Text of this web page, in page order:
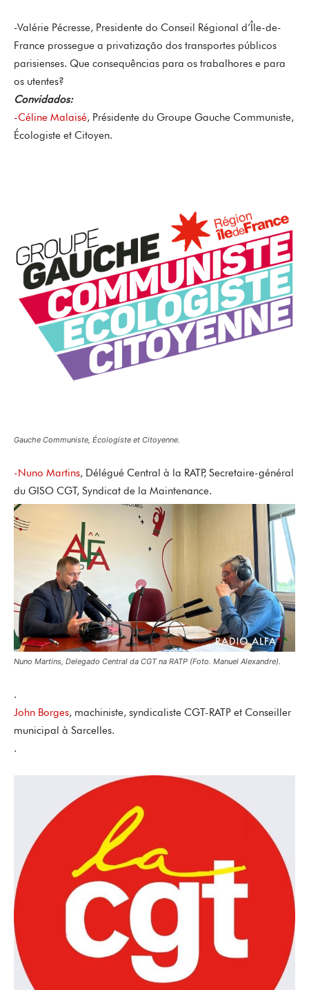
-Valérie Pécresse, Presidente do Conseil Régional d’Île-de-
France prossegue a privatização dos transportes públicos
parisienses. Que consequências para os trabalhores e para
os utentes?
Convidados:
-Céline Malaisé, Présidente du Groupe Gauche Communiste,
Écologiste et Citoyen.
Gauche Communiste, Écologiste et Citoyenne.
-Nuno Martins, Délégué Central à la RATP, Secretaire-général
du GISO CGT, Syndicat de la Maintenance.
Nuno Martins, Delegado Central da CGT na RATP (Foto. Manuel Alexandre).
.
John Borges, machiniste, syndicaliste CGT-RATP et Conseiller
municipal à Sarcelles.
.